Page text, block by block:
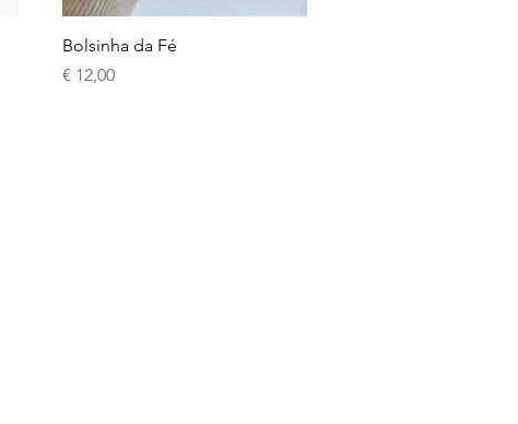
Visualização rápida
Bolsinha da Fé
Preço
€ 12,00